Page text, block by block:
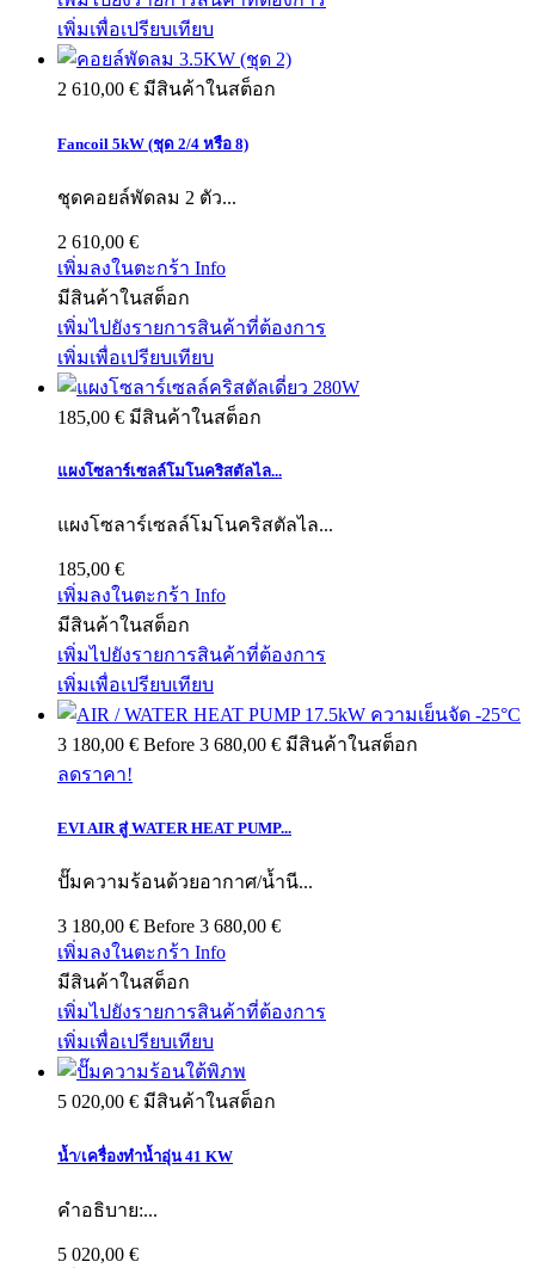
เพิ่มเพื่อเปรียบเทียบ
2 610,00 € มีสินค้าในสต็อก
Fancoil 5kW (ชุด 2/4 หรือ 8)
ชุดคอยล์พัดลม 2 ตัว...
2 610,00 €
เพิ่มลงในตะกร้า Info
มีสินค้าในสต็อก
เพิ่มไปยังรายการสินค้าที่ต้องการ
เพิ่มเพื่อเปรียบเทียบ
185,00 € มีสินค้าในสต็อก
แผงโซลาร์เซลล์โมโนคริสตัลไล...
แผงโซลาร์เซลล์โมโนคริสตัลไล...
185,00 €
เพิ่มลงในตะกร้า Info
มีสินค้าในสต็อก
เพิ่มไปยังรายการสินค้าที่ต้องการ
เพิ่มเพื่อเปรียบเทียบ
3 180,00 € Before 3 680,00 € มีสินค้าในสต็อก
ลดราคา!
EVI AIR สู่ WATER HEAT PUMP...
ปั๊มความร้อนด้วยอากาศ/น้ำนี...
3 180,00 € Before 3 680,00 €
เพิ่มลงในตะกร้า Info
มีสินค้าในสต็อก
เพิ่มไปยังรายการสินค้าที่ต้องการ
เพิ่มเพื่อเปรียบเทียบ
5 020,00 € มีสินค้าในสต็อก
น้ำ/เครื่องทำน้ำอุ่น 41 KW
คำอธิบาย:...
5 020,00 €